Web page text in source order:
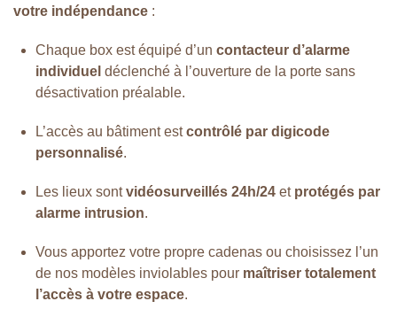
votre indépendance :
Chaque box est équipé d’un contacteur d’alarme
individuel déclenché à l’ouverture de la porte sans
désactivation préalable.
L’accès au bâtiment estcontrôlé par digicode
personnalisé.
Les lieux sontvidéosurveillés 24h/24 et protégés par
alarme intrusion.
Vous apportez votre propre cadenas ou choisissez l’un
de nos modèles inviolables pour maîtriser totalement
l’accès à votre espace.